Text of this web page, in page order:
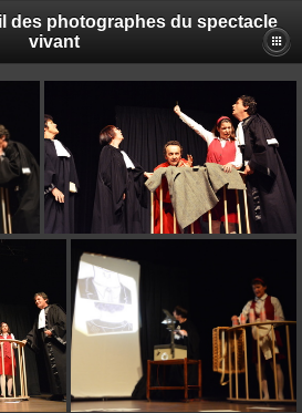
des photographes du spectacle
vivant